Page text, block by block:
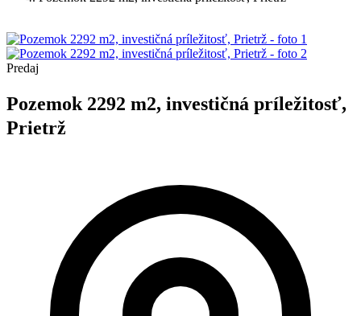
Predaj
Pozemok 2292 m2, investičná príležitosť,
Prietrž